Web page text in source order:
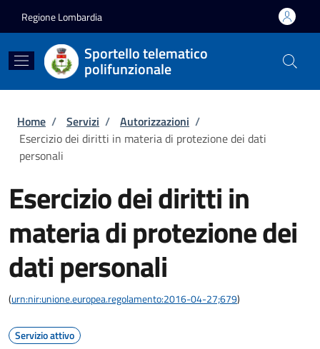
Regione Lombardia
Sportello telematico
polifunzionale
Briciole di pane
Home / Servizi / Autorizzazioni /
Esercizio dei diritti in materia di protezione dei dati
personali
Esercizio dei diritti in
materia di protezione dei
dati personali
(urn:nir:unione.europea.regolamento:2016-04-27;679)
Servizio attivo